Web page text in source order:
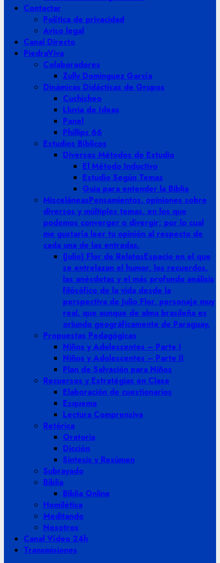
Contactar
Política de privacidad
Aviso legal
Canal Directo
PiedraViva
Colaboradores
Zully Dominguez García
Dinámicas Didácticas de Grupos
Cuchicheo
Lluvia de Ideas
Panel
Phillips 66
Estudios Bíblicos
Diversos Métodos de Estudio
El Método Inductivo
Estudio Según Temas
Guia para entender la Biblia
MisceláneasPensamientos, opiniones sobre
diversos y múltiples temas, en los que
podemos converger o divergir; por lo cual
me gustaría leer tu opinión al respecto de
cada una de las entradas.
(Julio) Flor de RelatosEspacio en el que
se entrelazan el humor, los recuerdos,
las anécdotas y el más profundo análisis
filósófico de la vida desde la
perspectiva de Julio Flor, personaje muy
real, que aunque de alma brasileña es
oriundo geográficamente de Paraguay.
Propuestas Pedagógicas
Niños y Adolescentes – Parte I
Niños y Adolescentes – Parte II
Plan de Salvación para Niños
Recuersos y Estratégias en Clase
Elaboración de cuestionarios
Esquema
Lectura Comprensiva
Retórica
Oratoria
Dicción
Sintesis y Resúmen
Subrayado
Biblia
Biblia Online
Homilética
Meditando
Nosotros
Canal Vídeo 24h
Transmisiones